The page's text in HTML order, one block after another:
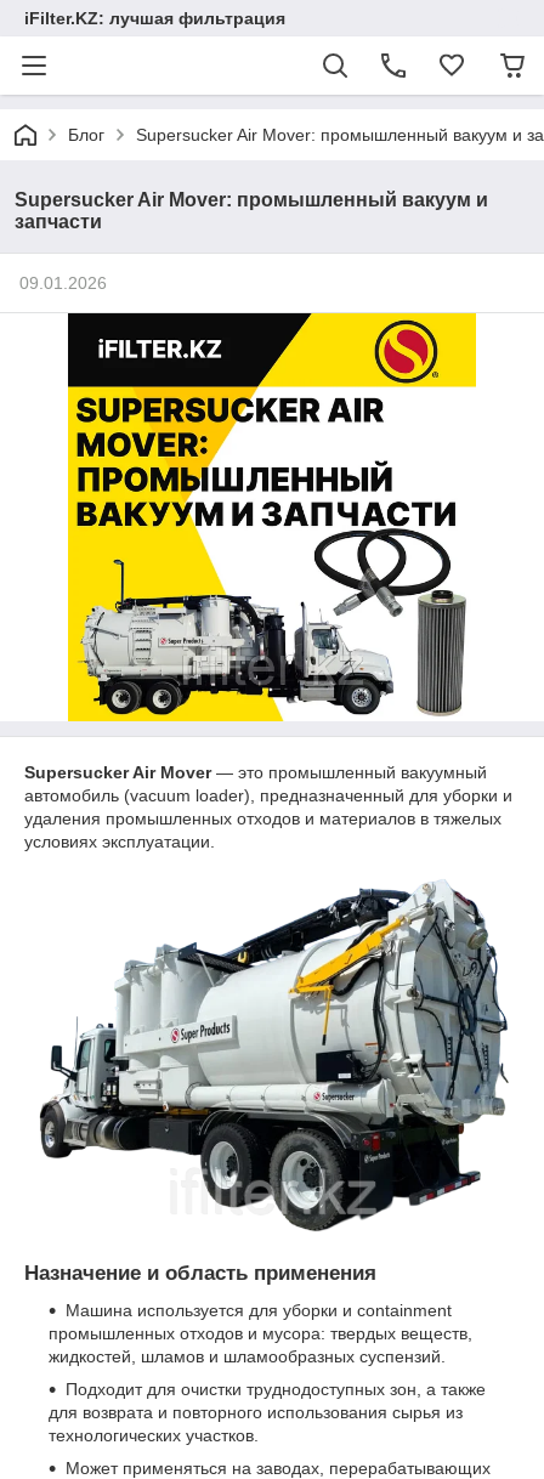
iFilter.KZ: лучшая фильтрация
Блог Supersucker Air Mover: промышленный вакуум и
Supersucker Air Mover: промышленный вакуум и
запчасти
09.01.2026
Supersucker Air Mover— это промышленный вакуумный
автомобиль (vacuum loader), предназначенный для уборки и
удаления промышленных отходов и материалов в тяжелых
условиях эксплуатации.
Назначение и область применения
Машина используется для уборки и containment
промышленных отходов и мусора: твердых веществ,
жидкостей, шламов и шламообразных суспензий.
Подходит для очистки труднодоступных зон, а также
для возврата и повторного использования сырья из
технологических участков.
Может применяться на заводах, перерабатывающих